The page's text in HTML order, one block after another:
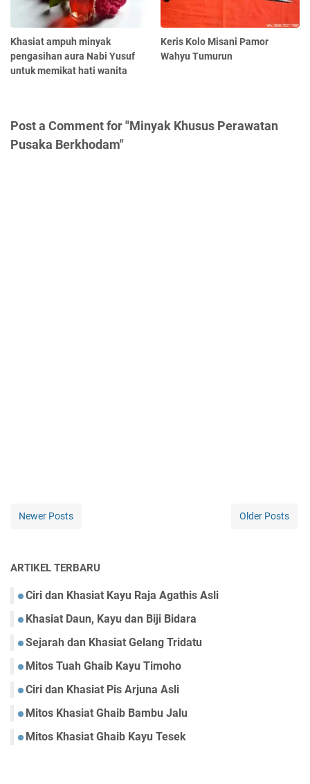
Khasiat ampuh minyak
pengasihan aura Nabi Yusuf
untuk memikat hati wanita
Keris Kolo Misani Pamor
Wahyu Tumurun
Post a Comment for "Minyak Khusus Perawatan
Pusaka Berkhodam"
Newer Posts Older Posts
ARTIKEL TERBARU
Ciri dan Khasiat Kayu Raja Agathis Asli
Khasiat Daun, Kayu dan Biji Bidara
Sejarah dan Khasiat Gelang Tridatu
Mitos Tuah Ghaib Kayu Timoho
Ciri dan Khasiat Pis Arjuna Asli
Mitos Khasiat Ghaib Bambu Jalu
Mitos Khasiat Ghaib Kayu Tesek